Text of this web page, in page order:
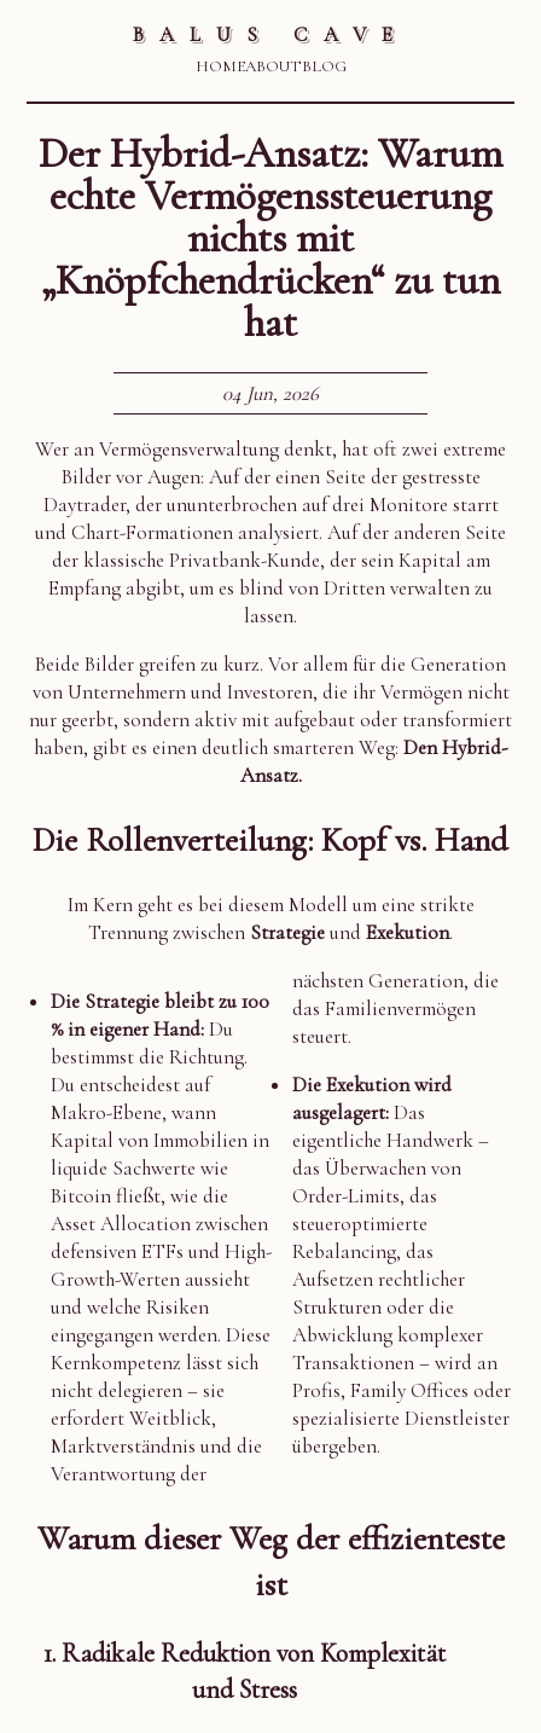
BALUS CAVE
HOMEABOUTBLOG
Der Hybrid-Ansatz: Warum
echte Vermögenssteuerung
nichts mit
„Knöpfchendrücken“ zu tun
hat
04 Jun, 2026
Wer an Vermögensverwaltung denkt, hat oft zwei extreme
Bilder vor Augen: Auf der einen Seite der gestresste
Daytrader, der ununterbrochen auf drei Monitore starrt
und Chart-Formationen analysiert. Auf der anderen Seite
der klassische Privatbank-Kunde, der sein Kapital am
Empfang abgibt, um es blind von Dritten verwalten zu
lassen.
Beide Bilder greifen zu kurz. Vor allem für die Generation
von Unternehmern und Investoren, die ihr Vermögen nicht
nur geerbt, sondern aktiv mit aufgebaut oder transformiert
haben, gibt es einen deutlich smarteren Weg: Den Hybrid-
Ansatz.
Die Rollenverteilung: Kopf vs. Hand
Im Kern geht es bei diesem Modell um eine strikte
Trennung zwischen Strategieund Exekution.
Die Strategie bleibt zu 100
% in eigener Hand:Du
bestimmst die Richtung.
Du entscheidest auf
Makro-Ebene, wann
Kapital von Immobilien in
liquide Sachwerte wie
Bitcoin fließt, wie die
Asset Allocation zwischen
defensiven ETFs und High-
Growth-Werten aussieht
und welche Risiken
eingegangen werden. Diese
Kernkompetenz lässt sich
nicht delegieren – sie
erfordert Weitblick,
Marktverständnis und die
Verantwortung der
nächsten Generation, die
das Familienvermögen
steuert.
Die Exekution wird
ausgelagert:Das
eigentliche Handwerk –
das Überwachen von
Order-Limits, das
steueroptimierte
Rebalancing, das
Aufsetzen rechtlicher
Strukturen oder die
Abwicklung komplexer
Transaktionen – wird an
Profis, Family Offices oder
spezialisierte Dienstleister
übergeben.
Warum dieser Weg der effizienteste
ist
1. Radikale Reduktion von Komplexität
und Stress